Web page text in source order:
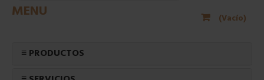
(Vacío)
MENU
≡ PRODUCTOS